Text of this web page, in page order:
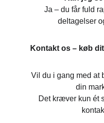
Ja – du får fuld
deltagelser
Kontakt os – køb
Vil du i gang med at
din
Det kræver kun ét